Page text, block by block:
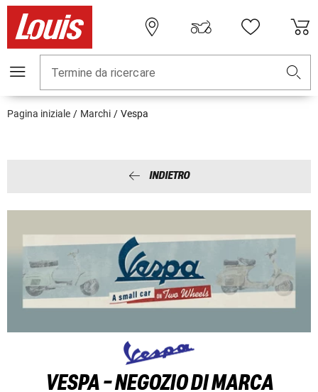
Termine da ricercare
Pagina iniziale Marchi Vespa
INDIETRO
VESPA - NEGOZIO DI MARCA